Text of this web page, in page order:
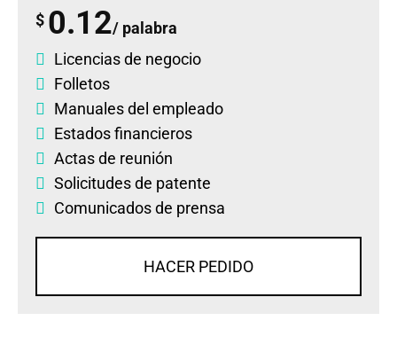
$ 0.12/ palabra
Licencias de negocio
Folletos
Manuales del empleado
Estados financieros
Actas de reunión
Solicitudes de patente
Comunicados de prensa
HACER PEDIDO